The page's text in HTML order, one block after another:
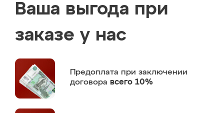
Ваша выгода при
заказе у нас
Предоплата при заключении
договора всего 10%